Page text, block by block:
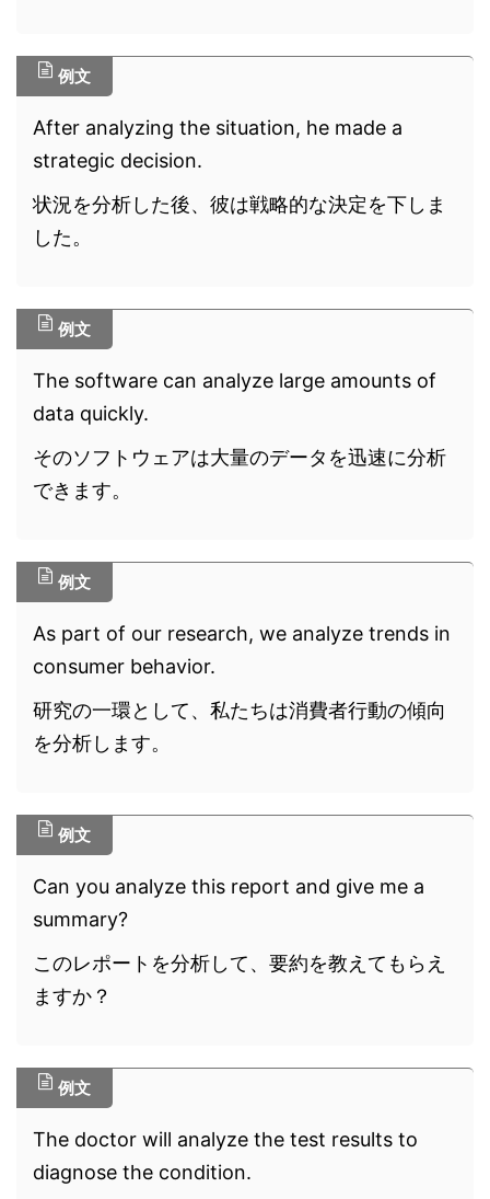
例文
After analyzing the situation, he made a
strategic decision.
状況を分析した後、彼は戦略的な決定を下しま
した。
例文
The software can analyze large amounts of
data quickly.
そのソフトウェアは大量のデータを迅速に分析
できます。
例文
As part of our research, we analyze trends in
consumer behavior.
研究の一環として、私たちは消費者行動の傾向
を分析します。
例文
Can you analyze this report and give me a
summary?
このレポートを分析して、要約を教えてもらえ
ますか？
例文
The doctor will analyze the test results to
diagnose the condition.